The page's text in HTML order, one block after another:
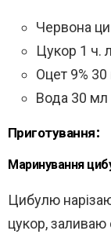
Червона
Цукор 1 ч.
Оцет 9%
Вода 30 мл
Приготування:
Маринування
Цибулю
цукор,